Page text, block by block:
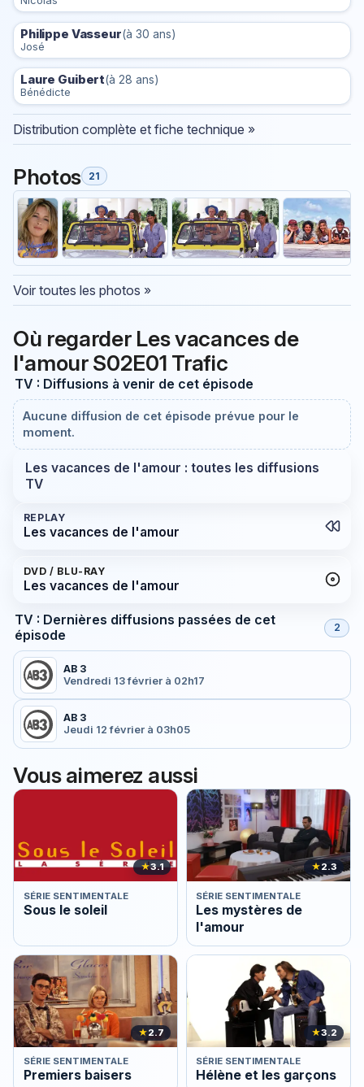
Philippe Vasseur(à 30 ans)
José
Laure Guibert(à 28 ans)
Bénédicte
Distribution complète et fiche technique »
Photos 21
Voir toutes les photos »
Où regarder Les vacances de
l'amour S02E01 Trafic
TV : Diffusions à venir de cet épisode
Aucune diffusion de cet épisode prévue pour le
moment.
Les vacances de l'amour : toutes les diffusions
TV
REPLAY
Les vacances de l'amour
DVD / BLU-RAY
Les vacances de l'amour
TV : Dernières diffusions passées de cet
épisode
2
AB 3
Vendredi 13 février à 02h17
AB 3
Jeudi 12 février à 03h05
Vous aimerez aussi
★3.1
SÉRIE SENTIMENTALE
Sous le soleil
★2.3
SÉRIE SENTIMENTALE
Les mystères de
l'amour
★2.7
SÉRIE SENTIMENTALE
Premiers baisers
★3.2
SÉRIE SENTIMENTALE
Hélène et les garçons